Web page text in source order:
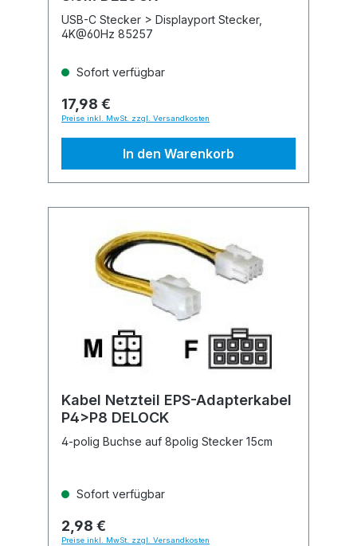
USB-C Stecker > Displayport Stecker,
4K@60Hz 85257
Sofort verfügbar
17,98 €
Preise inkl. MwSt. zzgl. Versandkosten
In den Warenkorb
Kabel Netzteil EPS-Adapterkabel
P4>P8 DELOCK
4-polig Buchse auf 8polig Stecker 15cm
Sofort verfügbar
2,98 €
Preise inkl. MwSt. zzgl. Versandkosten